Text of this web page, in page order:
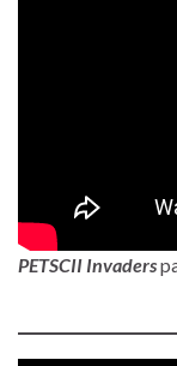
PETSCII Invaders